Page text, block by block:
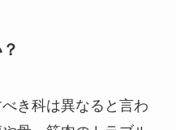
き科は異なると言わ